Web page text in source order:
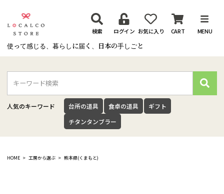
使って感じる、暮らしに届く、日本の手しごと
検索 ログイン お気に入り CART MENU
検
索
人気のキーワード 台所の道具 食卓の道具
ギフト
チタンタンブラー
HOME 工房から選ぶ 熊本県(くまもと)